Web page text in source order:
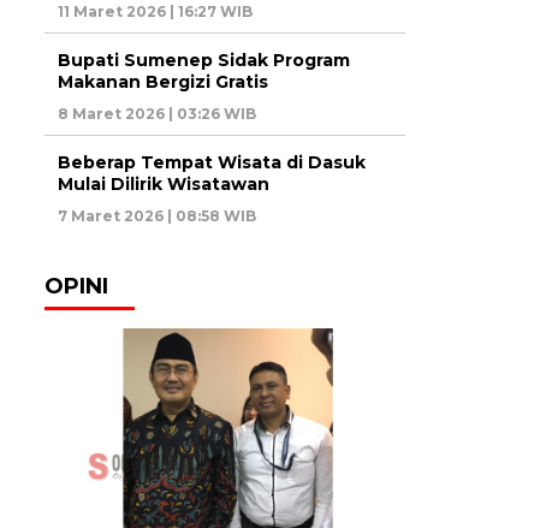
11 Maret 2026 | 16:27 WIB
Bupati Sumenep Sidak Program
Makanan Bergizi Gratis
8 Maret 2026 | 03:26 WIB
Beberap Tempat Wisata di Dasuk
Mulai Dilirik Wisatawan
7 Maret 2026 | 08:58 WIB
OPINI